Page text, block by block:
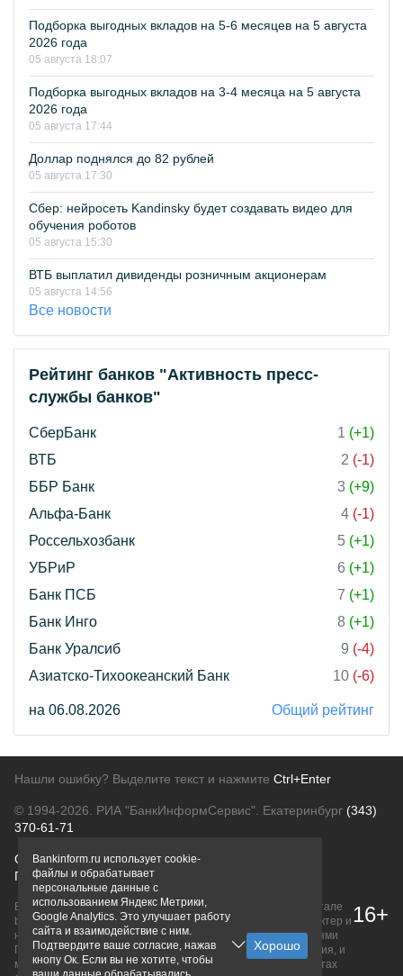
Подборка выгодных вкладов на 5-6 месяцев на 5 августа
2026 года
05 августа 18:07
Подборка выгодных вкладов на 3-4 месяца на 5 августа
2026 года
05 августа 17:44
Доллар поднялся до 82 рублей
05 августа 17:30
Сбер: нейросеть Kandinsky будет создавать видео для
обучения роботов
05 августа 15:30
ВТБ выплатил дивиденды розничным акционерам
05 августа 14:56
Все новости
Рейтинг банков "Активность пресс-
службы банков"
СберБанк 1 (+1)
ВТБ
2 (-1)
ББР Банк
3 (+9)
Альфа-Банк
4 (-1)
Россельхозбанк
5 (+1)
УБРиР
6 (+1)
Банк ПСБ
7 (+1)
Банк Инго
8 (+1)
Банк Уралсиб
9 (-4)
Азиатско-Тихоокеанский Банк
10 (-6)
на 06.08.2026 Общий рейтинг
Нашли ошибку? Выделите текст и нажмите Ctrl+Enter
© 1994-2026. РИА "БанкИнформСервис". Екатеринбург (343)
370-61-71
О проектеПолитика конфиденциальности
Правовая информацияДля рекламодателей
Вся информация о продуктах банков, размещенная на портале
bankinform.ru, носит исключительно ознакомительный характер и
не является публичной офертой, определяемой положениями
ГК РФ. Информация не содержит точного и полного описания, и
может быть изменена. Конечные условия уточняйте на сайтах
16+
Bankinform.ru использует cookie-
файлы и обрабатывает
персональные данные с
использованием Яндекс Метрики,
Google Analytics. Это улучшает работу
сайта и взаимодействие с ним.
Подтвердите ваше согласие, нажав
кнопу Ок. Если вы не хотите, чтобы